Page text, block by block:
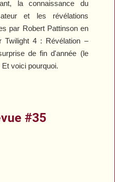
la connaissance du
et les révélations
par Robert Pattinson en
Twilight 4 : Révélation –
de fin d'année (le
voici pourquoi.
#35